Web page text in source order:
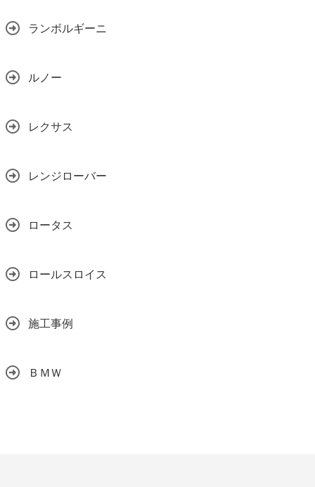
ランボルギーニ
ルノー
レクサス
レンジローバー
ロータス
ロールスロイス
施工事例
ＢＭＷ